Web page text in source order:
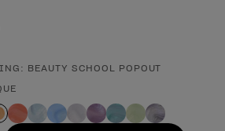
page.
BEAUTY SCHOOL POPOUT